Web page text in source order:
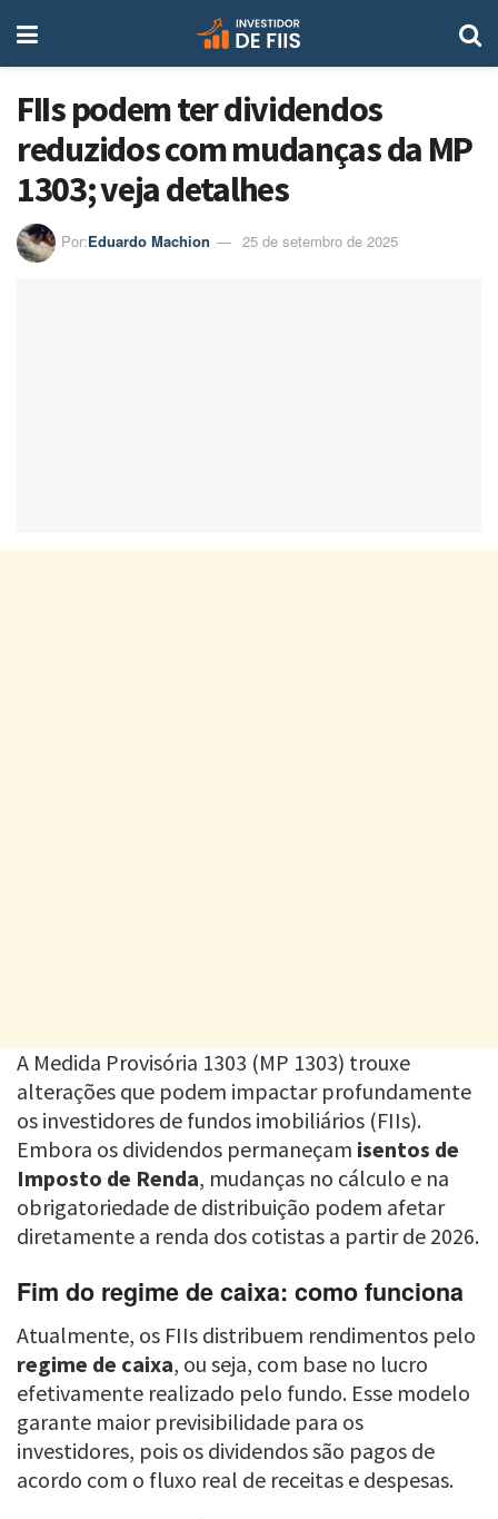
FIIs podem ter dividendos
reduzidos com mudanças da MP
1303; veja detalhes
Por:Eduardo Machion 25 de setembro de 2025
A Medida Provisória 1303 (MP 1303) trouxe
alterações que podem impactar profundamente
os investidores de fundos imobiliários (FIIs).
Embora os dividendos permaneçam isentos de
Imposto de Renda, mudanças no cálculo e na
obrigatoriedade de distribuição podem afetar
diretamente a renda dos cotistas a partir de 2026.
Fim do regime de caixa: como funciona
Atualmente, os FIIs distribuem rendimentos pelo
regime de caixa, ou seja, com base no lucro
efetivamente realizado pelo fundo. Esse modelo
garante maior previsibilidade para os
investidores, pois os dividendos são pagos de
acordo com o fluxo real de receitas e despesas.